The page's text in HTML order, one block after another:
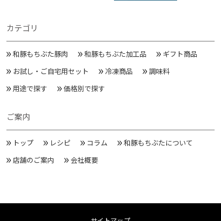
カテゴリ
和豚もちぶた豚肉 和豚もちぶた加工品
ギフト商品
お試し・ご自宅用セット
冷凍商品
調味料
用途で探す
価格別で探す
ご案内
トップ レシピ コラム
和豚もちぶたについて
店舗のご案内
会社概要